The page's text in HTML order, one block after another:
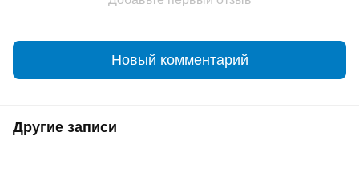
Новый комментарий
Другие записи